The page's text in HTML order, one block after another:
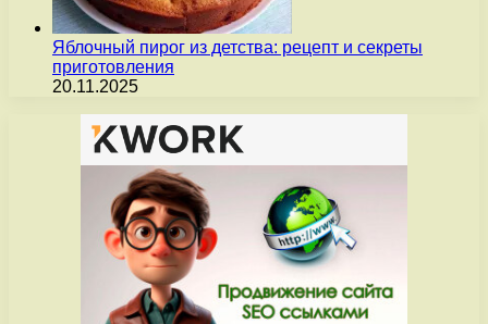
Яблочный пирог из детства: рецепт и секреты
приготовления
20.11.2025